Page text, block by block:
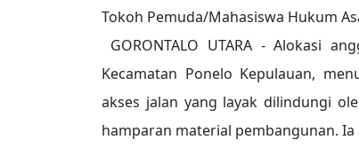
Tokoh Pemuda/Mahasiswa Hukum
GORONTALO UTARA - Alokasi
Kecamatan Ponelo Kepulauan,
akses jalan yang layak dilindungi
hamparan material pembangunan.